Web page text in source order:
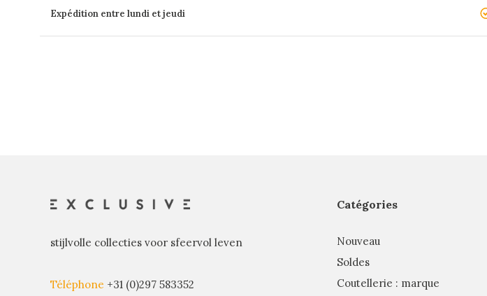
Expédition entre lundi et jeudi
stijlvolle collecties voor sfeervol leven
Téléphone +31 (0)297 583352
Catégories
Nouveau
Soldes
Coutellerie : marque